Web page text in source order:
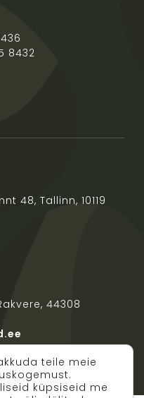
8432
48, Tallinn, 10119
44308
teile meie
küpsiseid me